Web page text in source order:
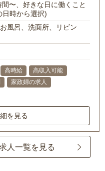
〜、好きな日に働くこと
日時から選択)
風呂、洗面所、リビン
高時給
高収入可能
家政婦の求人
を見る
人一覧を見る